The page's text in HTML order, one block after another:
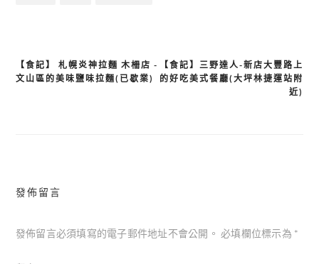
文
【食記】 札幌炎神拉麵 木柵店 -
文山區的美味鹽味拉麵(已歇業)
【食記】三野達人-新店大豐路上
的好吃美式餐廳(大坪林捷運站附
近)
發佈留言
發佈留言必須填寫的電子郵件地址不會公開。 必填欄位標示為 *